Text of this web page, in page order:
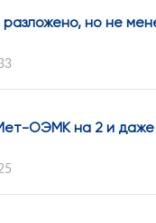
но не
ОЭМК на 2 и даже